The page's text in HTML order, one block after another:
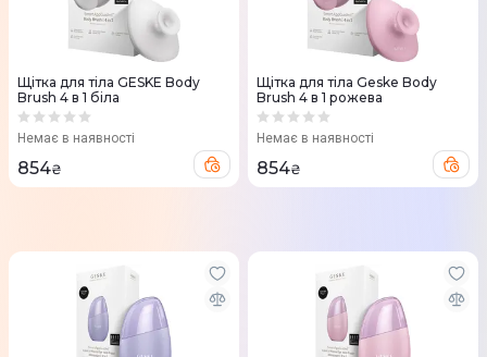
Щітка для тіла GESKE Body
Brush 4 в 1 біла
Немає в наявності
854₴
Щітка для тіла Geske Body
Brush 4 в 1 рожева
Немає в наявності
854₴